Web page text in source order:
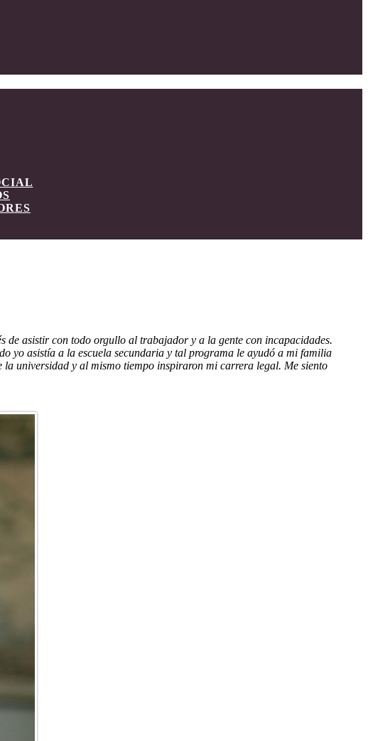
asistir con todo orgullo al trabajador y a la gente con incapacidades.
yo asistía a la escuela secundaria y tal programa le ayudó a mi familia
universidad y al mismo tiempo inspiraron mi carrera legal. Me siento